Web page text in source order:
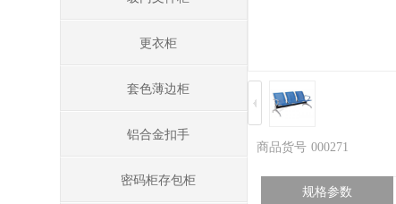
更衣柜
套色薄边柜
铝合金扣手
密码柜存包柜
商品货号 000271
规格参数